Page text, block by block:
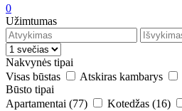
0
Užimtumas
Nakvynės tipai
Visas būstas
Atskiras kambarys
Būsto tipai
Apartamentai (77) Kotedžas (16)